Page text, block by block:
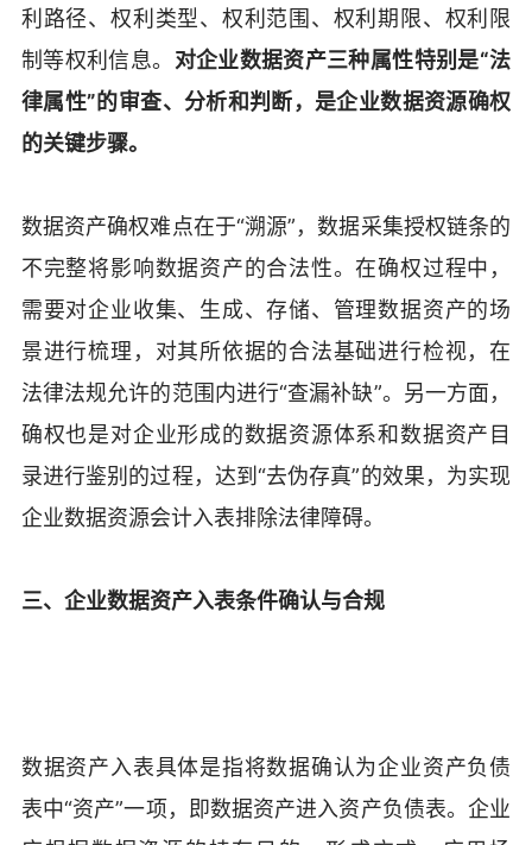
利路径、权利类型、权利范围、权利期限、权利限
制等权利信息。 对企业数据资产三种属性特别是“法
律属性”的审查、分析和判断，是企业数据资源确权
的关键步骤。
数据资产确权难点在于“溯源”，数据采集授权链条的
不完整将影响数据资产的合法性。在确权过程中，
需要对企业收集、生成、存储、管理数据资产的场
景进行梳理，对其所依据的合法基础进行检视，在
法律法规允许的范围内进行“查漏补缺”。另一方面，
确权也是对企业形成的数据资源体系和数据资产目
录进行鉴别的过程，达到“去伪存真”的效果，为实现
企业数据资源会计入表排除法律障碍。
三、企业数据资产入表条件确认与合规
数据资产入表具体是指将数据确认为企业资产负债
表中“资产”一项，即数据资产进入资产负债表。企业